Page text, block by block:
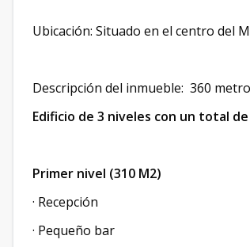
Ubicación: Situado en el centro del
Descripción del inmueble: 360
Edificio de 3 niveles con un total de
Primer nivel (310 M2)
· Recepción
· Pequeño bar